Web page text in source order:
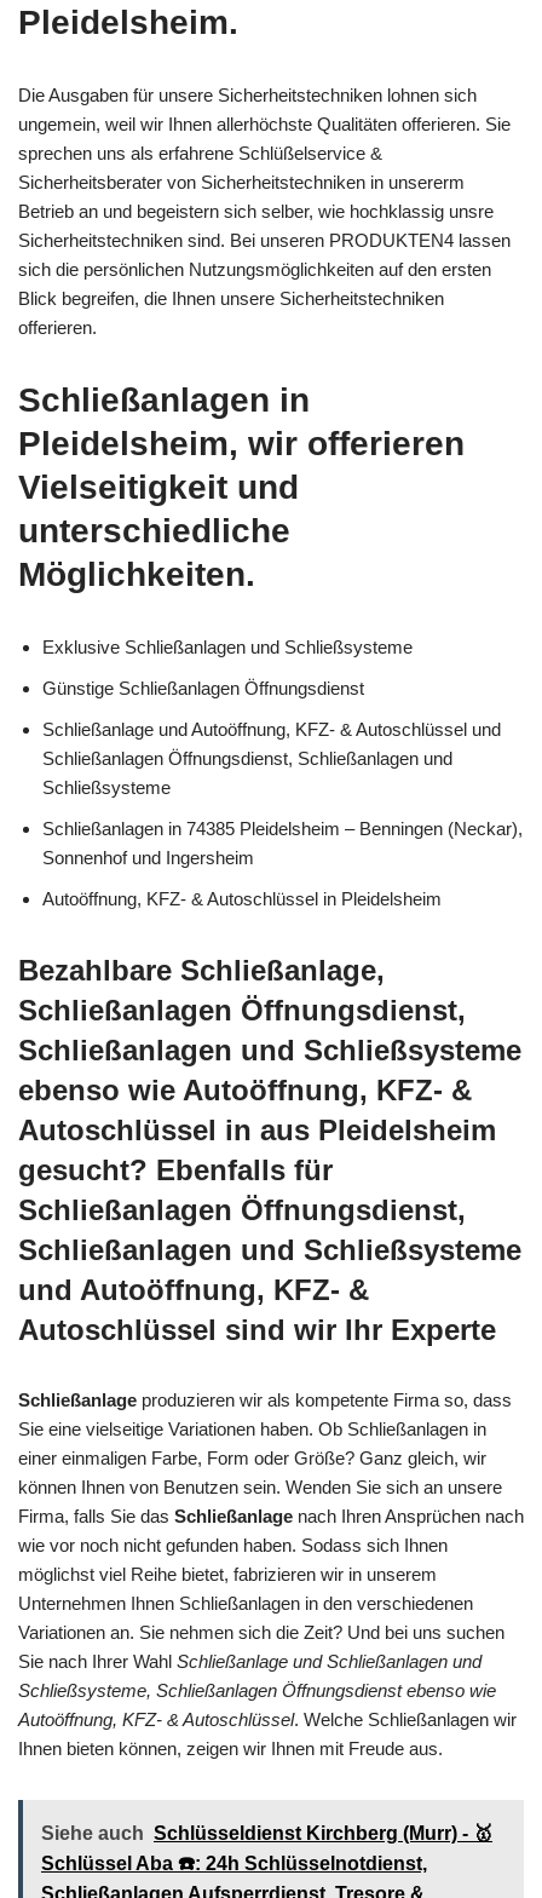
Pleidelsheim.
Die Ausgaben für unsere Sicherheitstechniken lohnen sich
ungemein, weil wir Ihnen allerhöchste Qualitäten offerieren. Sie
sprechen uns als erfahrene Schlüßelservice &
Sicherheitsberater von Sicherheitstechniken in unsererm
Betrieb an und begeistern sich selber, wie hochklassig unsre
Sicherheitstechniken sind. Bei unseren PRODUKTEN4 lassen
sich die persönlichen Nutzungsmöglichkeiten auf den ersten
Blick begreifen, die Ihnen unsere Sicherheitstechniken
offerieren.
Schließanlagen in
Pleidelsheim, wir offerieren
Vielseitigkeit und
unterschiedliche
Möglichkeiten.
Exklusive Schließanlagen und Schließsysteme
Günstige Schließanlagen Öffnungsdienst
Schließanlage und Autoöffnung, KFZ- & Autoschlüssel und
Schließanlagen Öffnungsdienst, Schließanlagen und
Schließsysteme
Schließanlagen in 74385 Pleidelsheim – Benningen (Neckar),
Sonnenhof und Ingersheim
Autoöffnung, KFZ- & Autoschlüssel in Pleidelsheim
Bezahlbare Schließanlage,
Schließanlagen Öffnungsdienst,
Schließanlagen und Schließsysteme
ebenso wie Autoöffnung, KFZ- &
Autoschlüssel in aus Pleidelsheim
gesucht? Ebenfalls für
Schließanlagen Öffnungsdienst,
Schließanlagen und Schließsysteme
und Autoöffnung, KFZ- &
Autoschlüssel sind wir Ihr Experte
Schließanlage produzieren wir als kompetente Firma so, dass
Sie eine vielseitige Variationen haben. Ob Schließanlagen in
einer einmaligen Farbe, Form oder Größe? Ganz gleich, wir
können Ihnen von Benutzen sein. Wenden Sie sich an unsere
Firma, falls Sie das Schließanlage nach Ihren Ansprüchen nach
wie vor noch nicht gefunden haben. Sodass sich Ihnen
möglichst viel Reihe bietet, fabrizieren wir in unserem
Unternehmen Ihnen Schließanlagen in den verschiedenen
Variationen an. Sie nehmen sich die Zeit? Und bei uns suchen
Sie nach Ihrer Wahl Schließanlage und Schließanlagen und
Schließsysteme, Schließanlagen Öffnungsdienst ebenso wie
Autoöffnung, KFZ- & Autoschlüssel. Welche Schließanlagen wir
Ihnen bieten können, zeigen wir Ihnen mit Freude aus.
Siehe auch Schlüsseldienst Kirchberg (Murr) - 🥇
Schlüssel Aba ☎️: 24h Schlüsselnotdienst,